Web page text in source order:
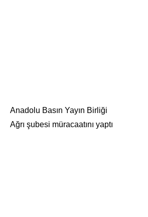
Anadolu Basın Yayın Birliği
Ağrı şubesi müracaatını yaptı